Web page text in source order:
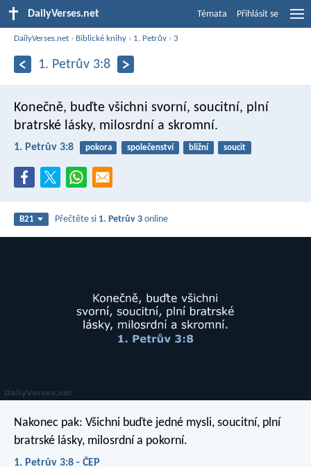
DailyVerses.net Témata Přihlásit se
DailyVerses.net › Biblické knihy › 1. Petrův ›3
1. Petrův 3:8
Konečně, buďte všichni svorní, soucitní, plní
bratrské lásky, milosrdní a skromní.
1. Petrův 3:8 pokora společenství bližní soucit
B21 Přečtěte si 1. Petrův 3 online
Nakonec pak: Všichni buďte jedné mysli, soucitní, plní
bratrské lásky, milosrdní a pokorní.
1. Petrův 3:8 - ČEP